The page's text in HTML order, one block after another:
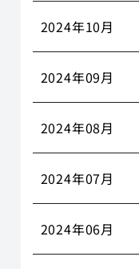
2024年10月
2024年09月
2024年08月
2024年07月
2024年06月